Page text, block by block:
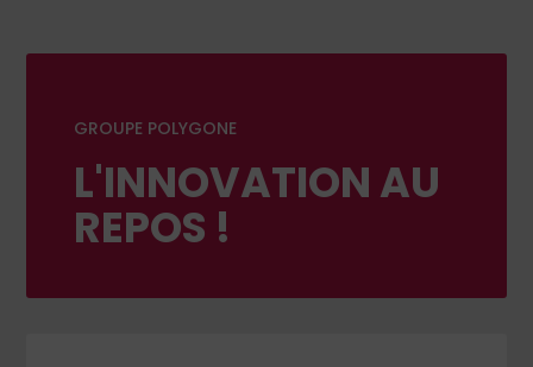
GROUPE POLYGONE
L'INNOVATION AU
REPOS !